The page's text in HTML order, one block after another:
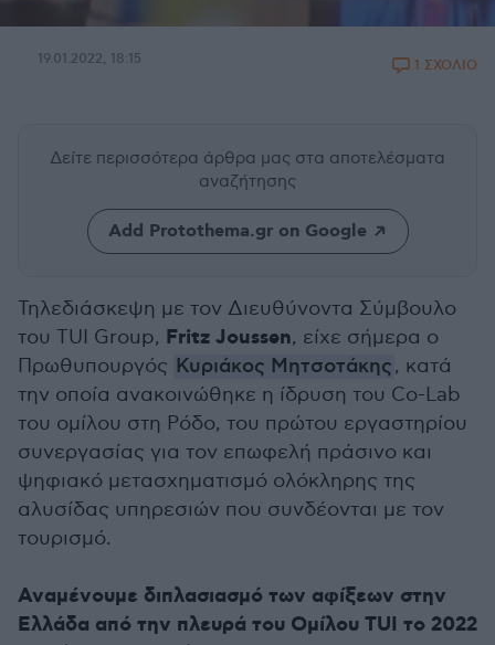
19.01.2022, 18:15 1 ΣΧΟΛΙΟ
Δείτε περισσότερα άρθρα μας στα αποτελέσματα
αναζήτησης
Add Protothema.gr on Google
Τηλεδιάσκεψη με τον Διευθύνοντα Σύμβουλο
του TUI Group, Fritz Joussen, είχε σήμερα ο
Πρωθυπουργός Κυριάκος Μητσοτάκης, κατά
την οποία ανακοινώθηκε η ίδρυση του Co-Lab
του ομίλου στη Ρόδο, του πρώτου εργαστηρίου
συνεργασίας για τον επωφελή πράσινο και
ψηφιακό μετασχηματισμό ολόκληρης της
αλυσίδας υπηρεσιών που συνδέονται με τον
τουρισμό.
Αναμένουμε διπλασιασμό των αφίξεων στην
Ελλάδα από την πλευρά του Ομίλου TUI το 2022